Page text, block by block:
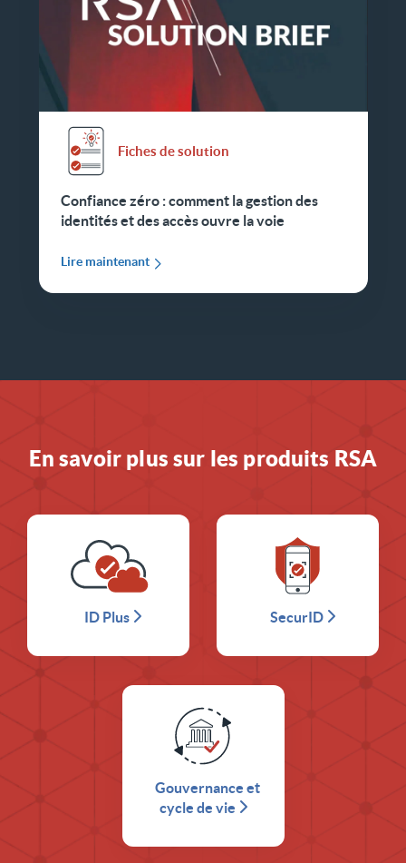
Fiches de solution
Confiance zéro : comment la gestion des
identités et des accès ouvre la voie
Lire maintenant
En savoir plus sur les produits RSA
ID Plus SecurID
Gouvernance et
cycle de vie